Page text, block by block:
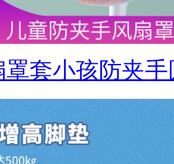
罩套小孩防夹